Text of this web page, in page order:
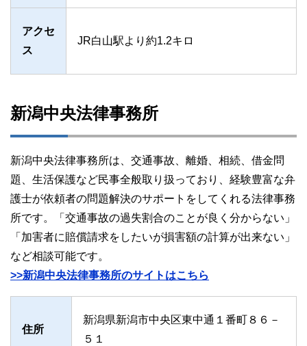
アクセ
ス
JR白山駅より約1.2キロ
新潟中央法律事務所
新潟中央法律事務所は、交通事故、離婚、相続、借金問
題、生活保護など民事全般取り扱っており、経験豊富な弁
護士が依頼者の問題解決のサポートをしてくれる法律事務
所です。「交通事故の過失割合のことが良く分からない」
「加害者に賠償請求をしたいが損害額の計算が出来ない」
など相談可能です。
>>新潟中央法律事務所のサイトはこちら
住所
新潟県新潟市中央区東中通１番町８６－
５１